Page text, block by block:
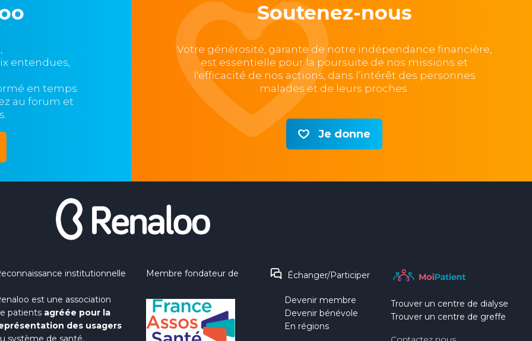
entendues,
en temps
au forum et
Soutenez-nous
Votre générosité, garante de notre indépendance financière,
est essentielle pour la poursuite de nos missions et
l'efficacité de nos actions, dans l’intérêt des personnes
malades et de leurs proches.
Je donne
institutionnelle
est une association
patients agréée pour la
des usagers
système de santé.
Membre fondateur de Échanger/Participer
Devenir membre
Devenir bénévole
En régions
Trouver un centre de dialyse
Trouver un centre de greffe